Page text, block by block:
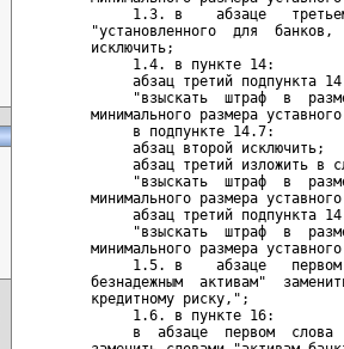
1.3. в    абзаце
"установленного  для  банков,
исключить;
     1.4. в пункте 14:
абзац третий подпункта
"взыскать  штраф  в
минимального размера
     в подпункте 14.7:
     абзац второй исключить;
абзац третий изложить в
"взыскать  штраф  в
минимального размера
абзац третий подпункта
"взыскать  штраф  в
минимального размера
1.5. в    абзаце
безнадежным  активам"
кредитному риску,";
     1.6. в пункте 16:
в  абзаце  первом  слова